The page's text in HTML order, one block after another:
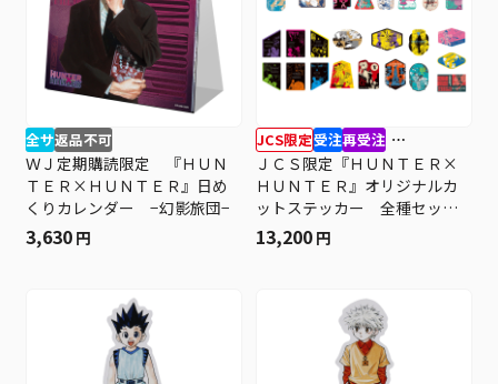
全サ返品不可
ＷＪ定期購読限定 『ＨＵＮ
ＴＥＲ×ＨＵＮＴＥＲ』日め
くりカレンダー −幻影旅団−
3,630 円
JCS限定受注再受注 ⋯
ＪＣＳ限定『ＨＵＮＴＥＲ×
ＨＵＮＴＥＲ』オリジナルカ
ットステッカー 全種セッ
ト （全３０種入り） ＢＤ
３
13,200 円